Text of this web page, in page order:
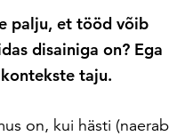
palju, et tööd võib
disainiga on? Ega
taju.
on, kui hästi (naerab